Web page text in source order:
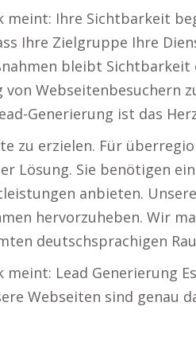
meint: Ihre Sichtbarkeit
Ihre Zielgruppe Ihre
bleibt
Webseitenbesuchern
Generierung ist das
zu erzielen. Für
Lösung. Sie benötigen
anbieten.
hervorzuheben. Wir
deutschsprachigen
meint: Lead Generierung
Webseiten sind genau